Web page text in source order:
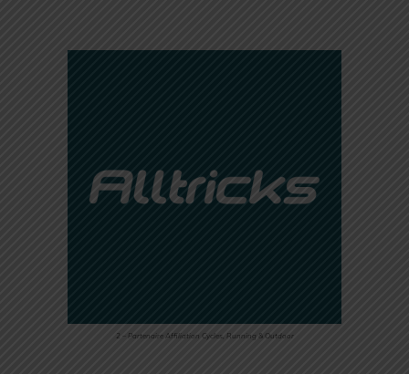
2 – Partenaire Affiliation Cycles, Running & Outdoor